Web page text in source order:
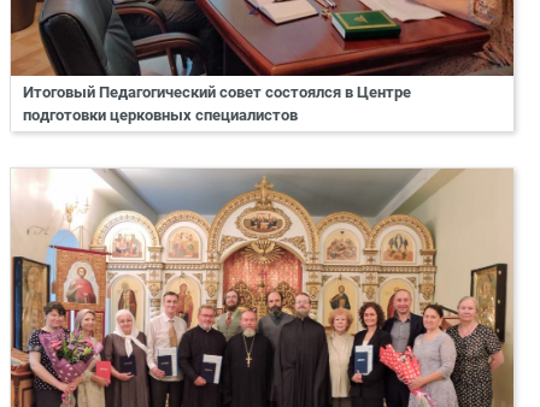
Итоговый Педагогический совет состоялся в Центре
подготовки церковных специалистов